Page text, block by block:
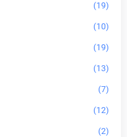
(19)
(10)
(19)
(13)
(7)
(12)
(2)